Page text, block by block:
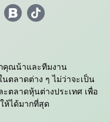
คุณน้าและทีมงาน
ตลาดต่าง ๆ ไม่ว่าจะเป็น
ตลาดหุ้นต่างประเทศ เพื่อ
ห้ได้มากที่สุด